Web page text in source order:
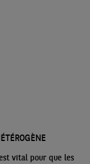
vital pour que les